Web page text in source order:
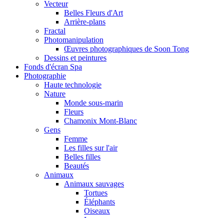
Vecteur
Belles Fleurs d'Art
Arrière-plans
Fractal
Photomanipulation
Œuvres photographiques de Soon Tong
Dessins et peintures
Fonds d'écran Spa
Photographie
Haute technologie
Nature
Monde sous-marin
Fleurs
Chamonix Mont-Blanc
Gens
Femme
Les filles sur l'air
Belles filles
Beautés
Animaux
Animaux sauvages
Tortues
Éléphants
Oiseaux